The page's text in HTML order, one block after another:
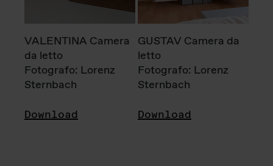
VALENTINA Camera
da letto
Fotografo: Lorenz
Sternbach
Download
GUSTAV Camera da
letto
Fotografo: Lorenz
Sternbach
Download